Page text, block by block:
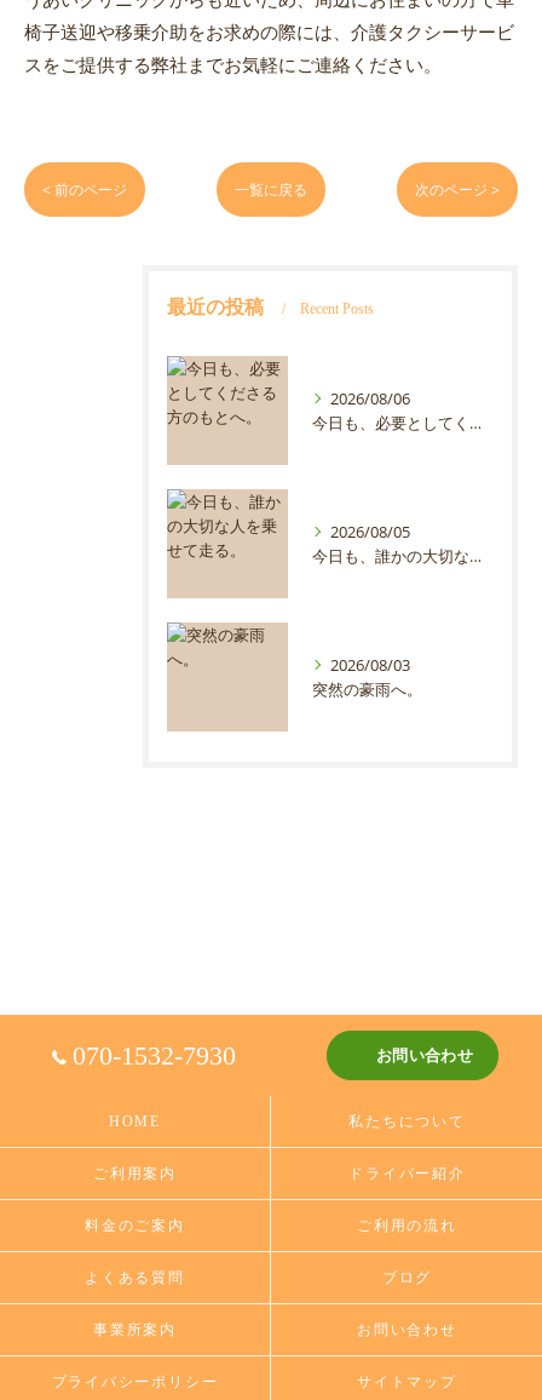
椅子送迎や移乗介助をお求めの際には、介護タクシーサービ
スをご提供する弊社までお気軽にご連絡ください。
< 前のページ 一覧に戻る 次のページ >
最近の投稿 Recent Posts
2026/08/06
今日も、必要としてくださる方のもとへ。
2026/08/05
今日も、誰かの大切な人を乗せて走る。
2026/08/03
突然の豪雨へ。
070-1532-7930 お問い合わせ
HOME 私たちについて
ご利用案内 ドライバー紹介
料金のご案内 ご利用の流れ
よくある質問 ブログ
事業所案内 お問い合わせ
プライバシーポリシー サイトマップ